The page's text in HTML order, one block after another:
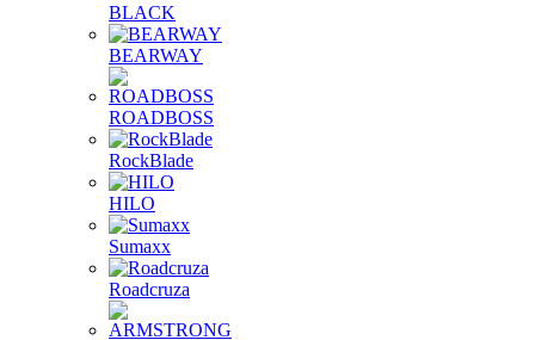
BLACK
BEARWAY
ROADBOSS
RockBlade
HILO
Sumaxx
Roadcruza